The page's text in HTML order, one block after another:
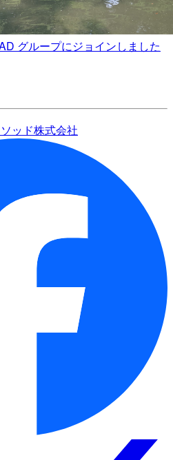
グループにジョインしました
ッド株式会社